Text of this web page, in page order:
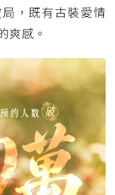
，既有古裝愛情
爽感。